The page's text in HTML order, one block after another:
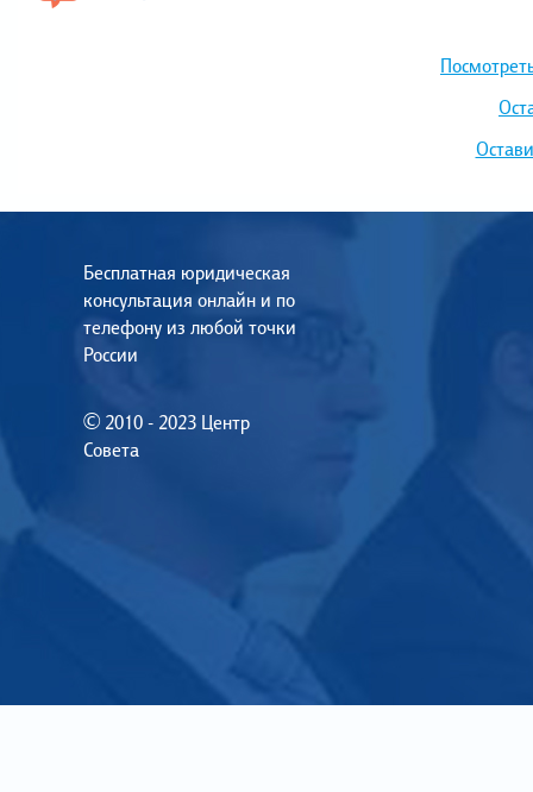
Бесплатная юридическая
консультация онлайн и по
телефону из любой точки
России
© 2010 - 2023 Центр
Совета